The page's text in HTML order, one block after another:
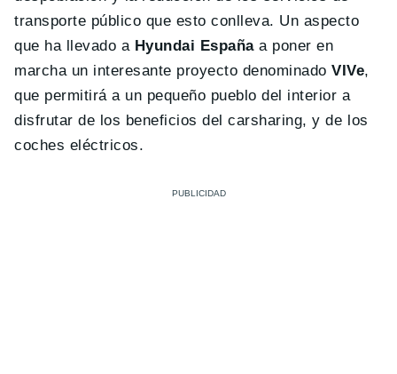
transporte público que esto conlleva. Un aspecto
que ha llevado a Hyundai Españaa poner en
marcha un interesante proyecto denominadoVIVe,
que permitirá a un pequeño pueblo del interior a
disfrutar de los beneficios del carsharing, y de los
coches eléctricos.